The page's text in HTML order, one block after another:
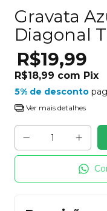
Gravata
Diagonal
R$19,99
R$18,99 com Pix
5% de desconto
Ver mais detalhes